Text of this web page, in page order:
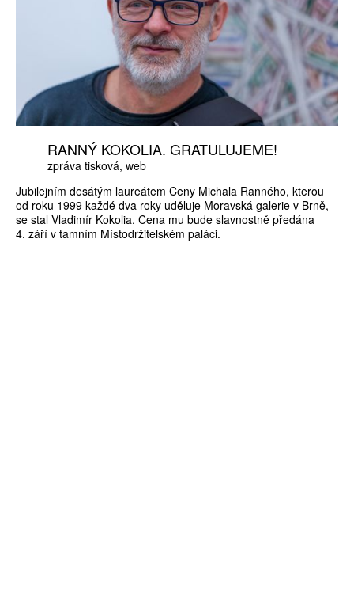
RANNÝ KOKOLIA. GRATULUJEME!
zpráva tisková web
Jubilejním desátým laureátem Ceny Michala Ranného, kterou
od roku 1999 každé dva roky uděluje Moravská galerie v Brně,
se stal Vladimír Kokolia. Cena mu bude slavnostně předána
4. září v tamním Místodržitelském paláci.